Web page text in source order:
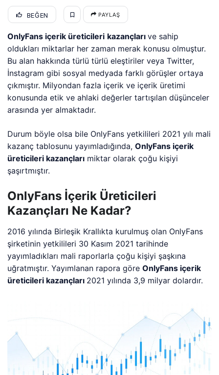
BEĞEN PAYLAŞ
OnlyFans içerik üreticileri kazançlarıve sahip
oldukları miktarlar her zaman merak konusu olmuştur.
Bu alan hakkında türlü türlü eleştiriler veya Twitter,
İnstagram gibi sosyal medyada farklı görüşler ortaya
çıkmıştır. Milyondan fazla içerik ve içerik üretimi
konusunda etik ve ahlaki değerler tartışılan düşünceler
arasında yer almaktadır.
Durum böyle olsa bile OnlyFans yetkilileri 2021 yılı mali
kazanç tablosunu yayımladığında,OnlyFans içerik
üreticileri kazançları miktar olarak çoğu kişiyi
şaşırtmıştır.
OnlyFans İçerik Üreticileri
Kazançları Ne Kadar?
2016 yılında Birleşik Krallıkta kurulmuş olan OnlyFans
şirketinin yetkilileri 30 Kasım 2021 tarihinde
yayımladıkları mali raporlarla çoğu kişiyi şaşkına
uğratmıştır. Yayımlanan rapora göreOnlyFans içerik
üreticileri kazançları 2021 yılında 3,9 milyar dolardır.